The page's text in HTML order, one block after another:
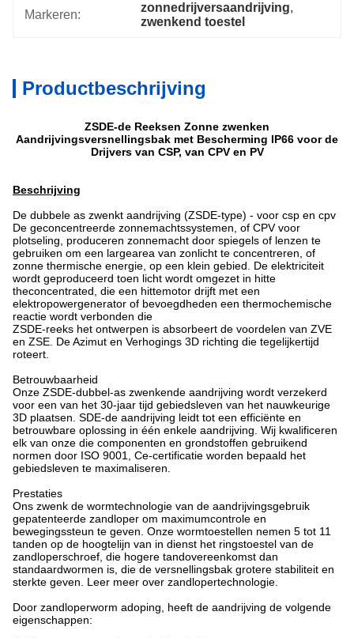
Markeren:
zonnedrijversaandrijving,
zwenkend toestel
Productbeschrijving
ZSDE-de Reeksen Zonne zwenken
Aandrijvingsversnellingsbak met Bescherming IP66 voor de
Drijvers van CSP, van CPV en PV
Beschrijving
De dubbele as zwenkt aandrijving (ZSDE-type) - voor csp en cpv
De geconcentreerde zonnemachtssystemen, of CPV voor
plotseling, produceren zonnemacht door spiegels of lenzen te
gebruiken om een largearea van zonlicht te concentreren, of
zonne thermische energie, op een klein gebied. De elektriciteit
wordt geproduceerd toen licht wordt omgezet in hitte
theconcentrated, die een hittemotor drijft met een
elektropowergenerator of bevoegdheden een thermochemische
reactie wordt verbonden die
ZSDE-reeks het ontwerpen is absorbeert de voordelen van ZVE
en ZSE. De Azimut en Verhogings 3D richting die tegelijkertijd
roteert.
Betrouwbaarheid
Onze ZSDE-dubbel-as zwenkende aandrijving wordt verzekerd
voor een van het 30-jaar tijd gebiedsleven van het nauwkeurige
3D plaatsen. SDE-de aandrijving leidt tot een efficiënte en
betrouwbare oplossing in één enkele aandrijving. Wij kwalificeren
elk van onze die componenten en grondstoffen gebruikend
normen door ISO 9001, Ce-certificatie worden bepaald het
gebiedsleven te maximaliseren.
Prestaties
Ons zwenk de wormtechnologie van de aandrijvingsgebruik
gepatenteerde zandloper om maximumcontrole en
bewegingssteun te geven. Onze wormtoestellen nemen 5 tot 11
tanden op de hoogtelijn van in dienst het ringstoestel van de
zandloperschroef, die hogere tandovereenkomst dan
standaardwormen is, die de versnellingsbak grotere stabiliteit en
sterkte geven. Leer meer over zandlopertechnologie.
Door zandloperworm adoping, heeft de aandrijving de volgende
eigenschappen: